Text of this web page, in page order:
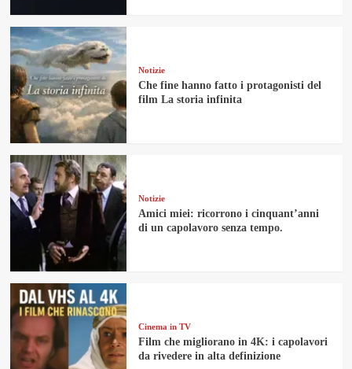
Notizie
Che fine hanno fatto i protagonisti del
film La storia infinita
Notizie
Amici miei: ricorrono i cinquant’anni
di un capolavoro senza tempo.
Cinema in TV
Film che migliorano in 4K: i capolavori
da rivedere in alta definizione